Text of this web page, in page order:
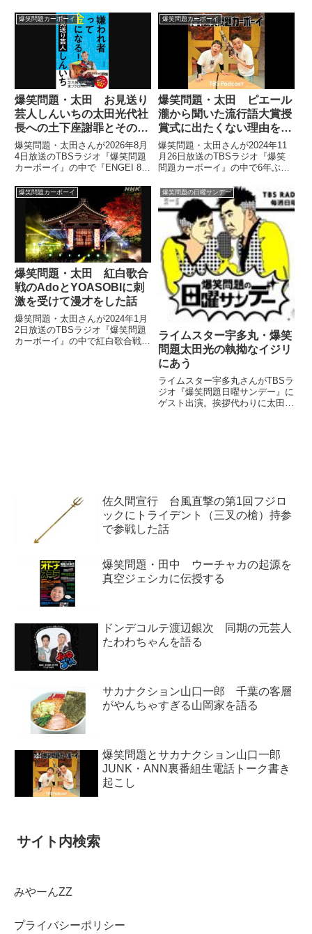
（ビートたけし）が披露した落語
の凄さについて話していました。
爆笑問題「これは事件です」タイ
タンライブ20周年にビートたけ
爆笑問題カーボーイ
爆笑問題・太田 お見送り
芸人しんいちの太田光代社
長への土下座謝罪とその後
の炎上を語る
爆笑問題・太田さんが2026年8月
4日放送のTBSラジオ『爆笑問題
カーボーイ』の中で『ENGEI 8
笑レッドカーペット』に出演した
際、お見送り芸人しんいちさんが
裏でタイタン太田光代社長に土下
座謝罪していたことについて話し
ていました。
爆笑問題カーボーイ
爆笑問題・太田 ピエール
瀧から聞いた流行語大賞授
賞式に出たくない理由を語
る
爆笑問題・太田さんが2024年11
月26日放送のTBSラジオ『爆笑
問題カーボーイ』の中で6年ぶり
際の模様について話していまし
た。
爆笑問題カーボーイ
爆笑問題・太田 紅白歌合
戦のAdoとYOASOBIに刺
激を受けて漫才をした話
爆笑問題・太田さんが2024年1月
2日放送のTBSラジオ『爆笑問題
カーボーイ』の中で紅白歌合戦の
爆笑問題の日曜サンデー
ライムスター宇多丸・爆笑
問題太田光の執拗なイジリ
にあう
ライムスター宇多丸さんがTBSラ
ジオ『爆笑問題日曜サンデー』に
ゲスト出演。挨拶代わりに太田光
佐久間宣行 台風直撃の第1回フジロ
ックにトライデント（三叉の槍）持参
で参戦した話
爆笑問題・田中 ウーチャカの起源を
真空ジェシカに伝授する
ドンデコルテ渡辺銀次 同期の元芸人
たわわちゃんを語る
サカナクション山口一郎 千葉の客層
がやんちゃすぎる山岡家を語る
爆笑問題とサカナクション山口一郎
JUNK・ANN裏番組生電話トーク書き
起こし
サイト内検索
みやーんZZ
プライバシーポリシー